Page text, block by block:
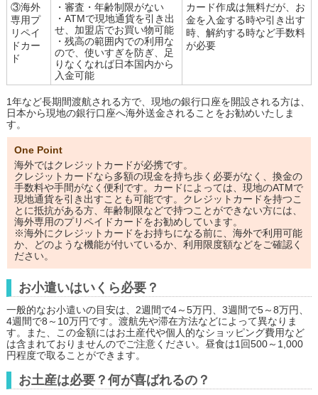
③海外
専用プ
リペイ
ドカー
ド
・審査・年齢制限がない
・ATMで現地通貨を引き出
せ、加盟店でお買い物可能
・残高の範囲内での利用な
ので、使いすぎを防ぎ、足
りなくなれば日本国内から
入金可能
カード作成は無料だが、お
金を入金する時や引き出す
時、解約する時など手数料
が必要
1年など長期間渡航される方で、現地の銀行口座を開設される方は、
日本から現地の銀行口座へ海外送金されることをお勧めいたしま
す。
One Point
海外ではクレジットカードが必携です。
クレジットカードなら多額の現金を持ち歩く必要がなく、換金の
手数料や手間がなく便利です。カードによっては、現地のATMで
現地通貨を引き出すことも可能です。クレジットカードを持つこ
とに抵抗がある方、年齢制限などで持つことができない方には、
海外専用のプリペイドカードをお勧めしています。
※海外にクレジットカードをお持ちになる前に、海外で利用可能
か、どのような機能が付いているか、利用限度額などをご確認く
ださい。
お小遣いはいくら必要？
一般的なお小遣いの目安は、2週間で4～5万円、3週間で5～8万円、
4週間で8～10万円です。渡航先や滞在方法などによって異なりま
す。また、この金額にはお土産代や個人的なショッピング費用など
は含まれておりませんのでご注意ください。昼食は1回500～1,000
円程度で取ることができます。
お土産は必要？何が喜ばれるの？